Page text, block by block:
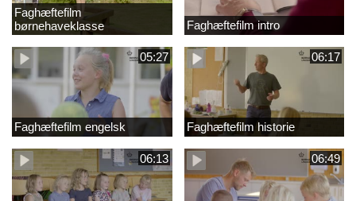
Faghæftefilm
børnehaveklasse
Faghæftefilm intro
05:27
Faghæftefilm engelsk
06:17
Faghæftefilm historie
06:13 06:49